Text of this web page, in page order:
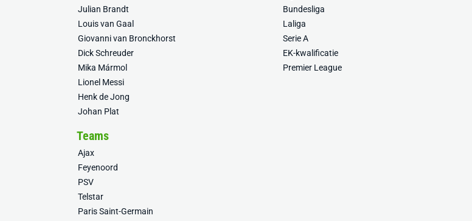
Julian Brandt
Louis van Gaal
Giovanni van Bronckhorst
Dick Schreuder
Mika Mármol
Lionel Messi
Henk de Jong
Johan Plat
Bundesliga
Laliga
Serie A
EK-kwalificatie
Premier League
Teams
Ajax
Feyenoord
PSV
Telstar
Paris Saint-Germain